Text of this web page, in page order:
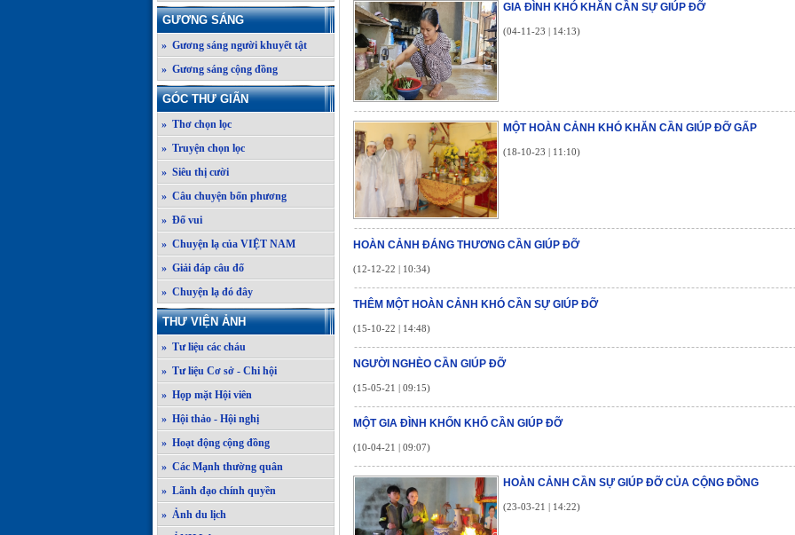
GƯƠNG SÁNG
» Gương sáng người khuyết tật
» Gương sáng cộng đồng
GÓC THƯ GIÃN
» Thơ chọn lọc
» Truyện chọn lọc
» Siêu thị cười
» Câu chuyện bốn phương
» Đố vui
» Chuyện lạ của VIỆT NAM
» Giải đáp câu đố
» Chuyện lạ đó đây
THƯ VIỆN ẢNH
» Tư liệu các cháu
» Tư liệu Cơ sở - Chi hội
» Họp mặt Hội viên
» Hội thảo - Hội nghị
» Hoạt động cộng đồng
» Các Mạnh thường quân
» Lãnh đạo chính quyền
» Ảnh du lịch
GIA ĐÌNH KHÓ KHĂN CẦN SỰ GIÚP ĐỠ
(04-11-23 | 14:13)
MỘT HOÀN CẢNH KHÓ KHĂN CẦN GIÚP ĐỠ GẤP
(18-10-23 | 11:10)
HOÀN CẢNH ĐÁNG THƯƠNG CẦN GIÚP ĐỠ
(12-12-22 | 10:34)
THÊM MỘT HOÀN CẢNH KHÓ CẦN SỰ GIÚP ĐỠ
(15-10-22 | 14:48)
NGƯỜI NGHÈO CẦN GIÚP ĐỠ
(15-05-21 | 09:15)
MỘT GIA ĐÌNH KHỐN KHỔ CẦN GIÚP ĐỠ
(10-04-21 | 09:07)
HOÀN CẢNH CẦN SỰ GIÚP ĐỠ CỦA CỘNG ĐỒNG
(23-03-21 | 14:22)